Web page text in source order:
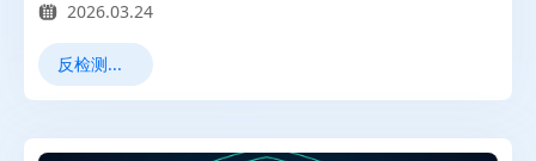
2026.03.24
反检测浏览器